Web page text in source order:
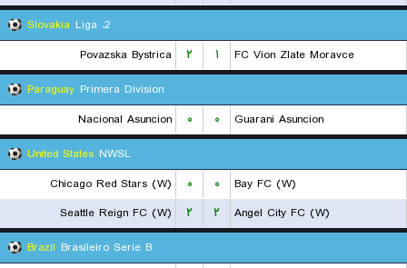
Slovakia
2. Liga
Povazska Bystrica
۲ ۱
FC Vion Zlate Moravce
Paraguay Primera Division
Nacional Asuncion
۰ ۰
Guarani Asuncion
United States NWSL
Chicago Red Stars (W)
۰ ۰
Bay FC (W)
Seattle Reign FC (W)
۲ ۲
Angel City FC (W)
Brazil Brasileiro Serie B